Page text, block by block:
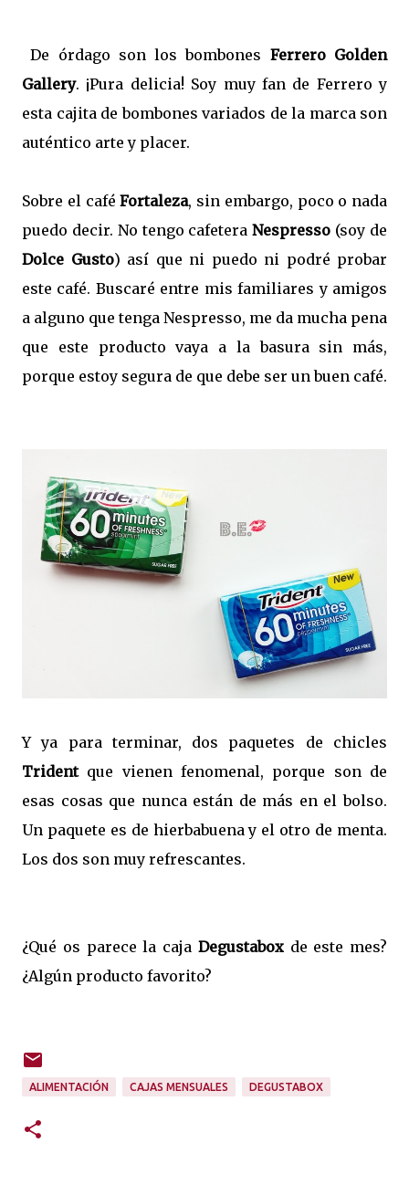
De órdago son los bombones Ferrero Golden
Gallery. ¡Pura delicia! Soy muy fan de Ferrero y
esta cajita de bombones variados de la marca son
auténtico arte y placer.
Sobre el caféFortaleza, sin embargo, poco o nada
puedo decir. No tengo cafeteraNespresso (soy de
Dolce Gusto) así que ni puedo ni podré probar
este café. Buscaré entre mis familiares y amigos
a alguno que tenga Nespresso, me da mucha pena
que este producto vaya a la basura sin más,
porque estoy segura de que debe ser un buen café.
Y ya para terminar, dos paquetes de chicles
Trident que vienen fenomenal, porque son de
esas cosas que nunca están de más en el bolso.
Un paquete es de hierbabuena y el otro de menta.
Los dos son muy refrescantes.
¿Qué os parece la caja Degustabox de este mes?
¿Algún producto favorito?
ALIMENTACIÓN CAJAS MENSUALES DEGUSTABOX